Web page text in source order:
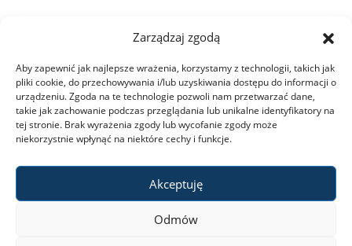
Zarządzaj zgodą
Aby zapewnić jak najlepsze wrażenia, korzystamy z technologii, takich jak
pliki cookie, do przechowywania i/lub uzyskiwania dostępu do informacji o
urządzeniu. Zgoda na te technologie pozwoli nam przetwarzać dane,
takie jak zachowanie podczas przeglądania lub unikalne identyfikatory na
tej stronie. Brak wyrażenia zgody lub wycofanie zgody może
niekorzystnie wpłynąć na niektóre cechy i funkcje.
Akceptuję
Odmów